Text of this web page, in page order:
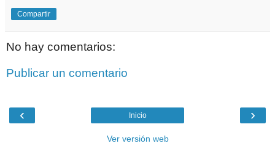
Compartir
No hay comentarios:
Publicar un comentario
‹ ›
Inicio
Ver versión web